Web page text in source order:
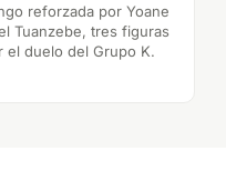
reforzada por Yoane
Tuanzebe, tres figuras
el duelo del Grupo K.